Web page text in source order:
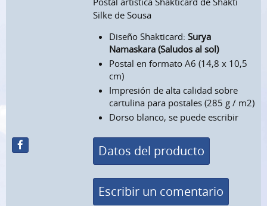
Silke de Sousa
Diseño Shakticard:Surya
Namaskara (Saludos al sol)
Postal en formato A6 (14,8 x 10,5
cm)
Impresión de alta calidad sobre
cartulina para postales (285 g / m2)
Dorso blanco, se puede escribir
Datos del producto
Escribir un comentario